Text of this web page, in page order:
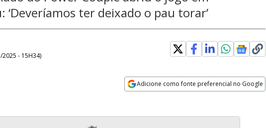
ter deixado o pau torar’
2025 - 15H34)
Adicione como fonte preferencial no Google